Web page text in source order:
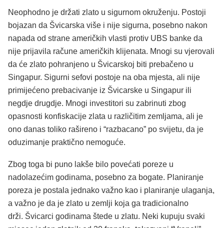
Neophodno je držati zlato u sigurnom okruženju. Postoji
bojazan da Švicarska više i nije sigurna, posebno nakon
napada od strane američkih vlasti protiv UBS banke da
nije prijavila račune američkih klijenata. Mnogi su vjerovali
da će zlato pohranjeno u Švicarskoj biti prebačeno u
Singapur. Sigurni sefovi postoje na oba mjesta, ali nije
primijećeno prebacivanje iz Švicarske u Singapur ili
negdje drugdje. Mnogi investitori su zabrinuti zbog
opasnosti konfiskacije zlata u različitim zemljama, ali je
ono danas toliko rašireno i “razbacano” po svijetu, da je
oduzimanje praktično nemoguće.
Zbog toga bi puno lakše bilo povećati poreze u
nadolazećim godinama, posebno za bogate. Planiranje
poreza je postala jednako važno kao i planiranje ulaganja,
a važno je da je zlato u zemlji koja ga tradicionalno
drži. Švicarci godinama štede u zlatu. Neki kupuju svaki